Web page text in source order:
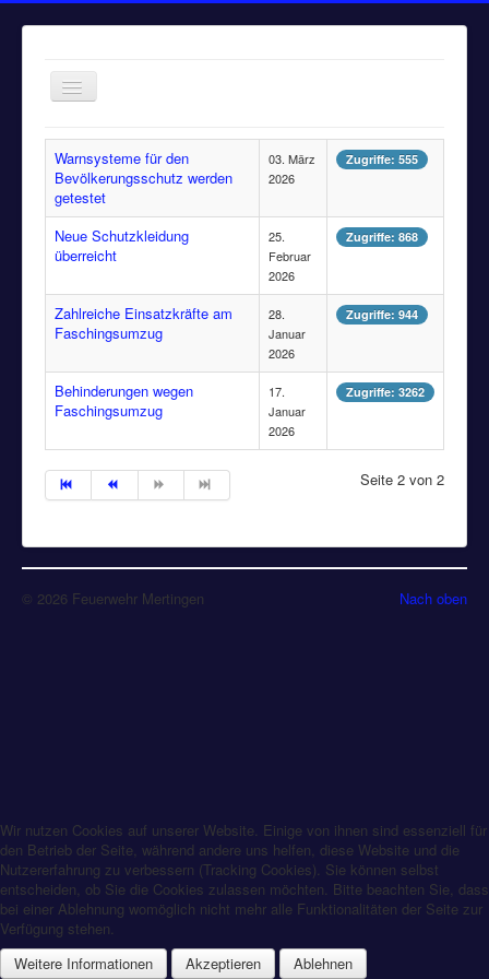
Navigation
an/aus
Home
Einsätze
Aktuelles
Über uns
Fuhrpark
Bürgerinformationen
Impressum
Warnsysteme für den
Bevölkerungsschutz werden
getestet
03. März
2026
Zugriffe: 555
Neue Schutzkleidung
überreicht
25.
Februar
2026
Zugriffe: 868
Zahlreiche Einsatzkräfte am
Faschingsumzug
28.
Januar
2026
Zugriffe: 944
Behinderungen wegen
Faschingsumzug
17.
Januar
2026
Zugriffe: 3262
Seite 2 von 2
Nach oben
© 2026 Feuerwehr Mertingen
Wir nutzen Cookies auf unserer Website. Einige von ihnen sind essenziell für
den Betrieb der Seite, während andere uns helfen, diese Website und die
Nutzererfahrung zu verbessern (Tracking Cookies). Sie können selbst
entscheiden, ob Sie die Cookies zulassen möchten. Bitte beachten Sie, dass
bei einer Ablehnung womöglich nicht mehr alle Funktionalitäten der Seite zur
Verfügung stehen.
Weitere Informationen
Akzeptieren Ablehnen